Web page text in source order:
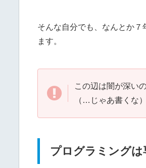
そんな自分でも、なんとか
ます。
この辺は闇が深い
（…じゃあ書くな）
プログラミングは